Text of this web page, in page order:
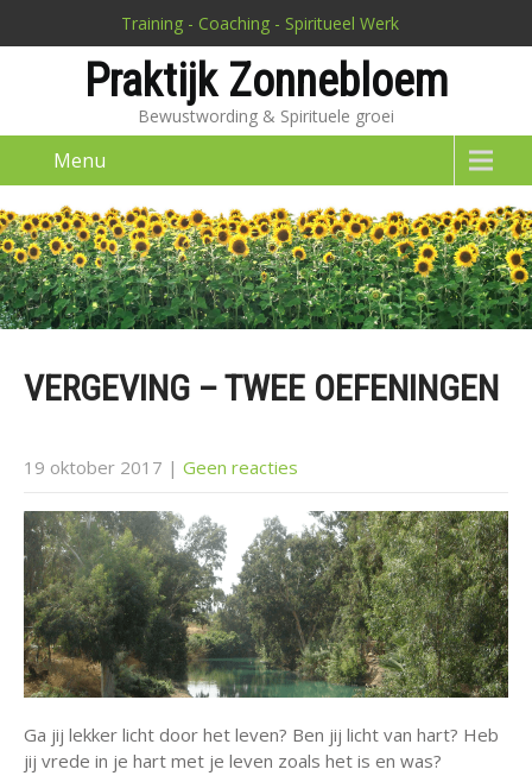
Training - Coaching - Spiritueel Werk
Praktijk Zonnebloem
Bewustwording & Spirituele groei
Menu
VERGEVING – TWEE OEFENINGEN
19 oktober 2017 | Geen reacties
Ga jij lekker licht door het leven? Ben jij licht van hart? Heb
jij vrede in je hart met je leven zoals het is en was?